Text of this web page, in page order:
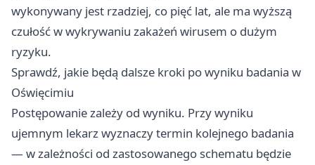
wykonywany jest rzadziej, co pięć lat, ale ma wyższą
czułość w wykrywaniu zakażeń wirusem o dużym
ryzyku.
Sprawdź, jakie będą dalsze kroki po wyniku badania w
Oświęcimiu
Postępowanie zależy od wyniku. Przy wyniku
ujemnym lekarz wyznaczy termin kolejnego badania
— w zależności od zastosowanego schematu będzie